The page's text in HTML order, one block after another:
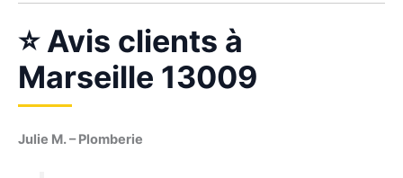
⭐ Avis clients à
Marseille 13009
Julie M. – Plomberie